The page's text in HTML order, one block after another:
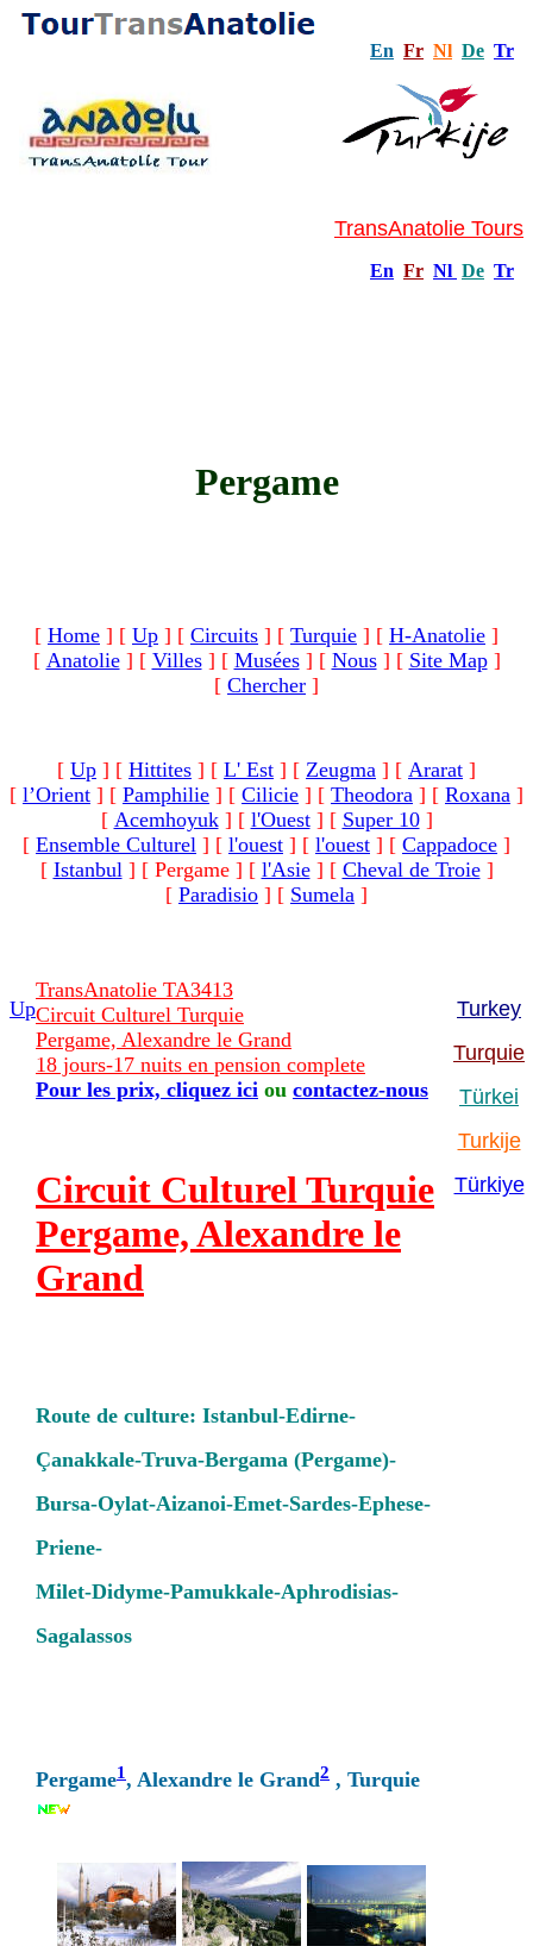
En Fr Nl De Tr
TransAnatolie Tours
En Fr Nl De Tr
Pergame
[ Home ] [ Up ] [ Circuits ] [ Turquie ] [ H-Anatolie ]
[ Anatolie] [ Villes] [ Musées] [ Nous] [ Site Map]
[ Chercher ]
[ Up ] [ Hittites ] [ L' Est ] [ Zeugma ] [ Ararat ]
[ l’Orient ] [ Pamphilie ] [ Cilicie ] [ Theodora ] [ Roxana ]
[ Acemhoyuk] [ l'Ouest] [ Super 10]
[ Ensemble Culturel ] [ l'ouest ] [ l'ouest ] [ Cappadoce ]
[ Istanbul] [ Pergame ] [ l'Asie] [ Cheval de Troie]
[ Paradisio ] [ Sumela ]
Up
TransAnatolie TA3413
Circuit Culturel Turquie
Pergame, Alexandre le Grand
18 jours-17 nuits en pension complete
Pour les prix, cliquez ici ou contactez-nous
Circuit Culturel Turquie
Pergame, Alexandre le
Grand
Route de culture: Istanbul-Edirne-
Çanakkale-Truva-Bergama (Pergame)-
Bursa-Oylat-Aizanoi-Emet-Sardes-Ephese-
Priene-
Milet-Didyme-Pamukkale-Aphrodisias-
Sagalassos
Pergame1, Alexandre le Grand2 , Turquie
Turkey
Turquie
Türkei
Turkije
Türkiye